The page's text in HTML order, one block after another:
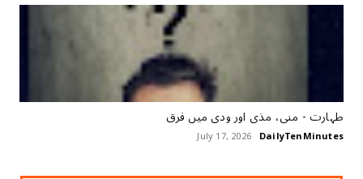
طہارت ‏- منی، مذی اور ودی میں فرق
DailyTenMinutes
July 17, 2026